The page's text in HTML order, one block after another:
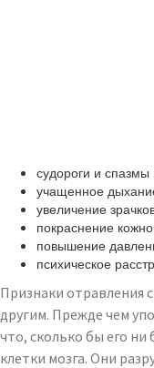
судороги и
учащенное
увеличение
покраснение
повышение
психическое
Признаки отравления
другим. Прежде чем
что, сколько бы его
клетки мозга. Они